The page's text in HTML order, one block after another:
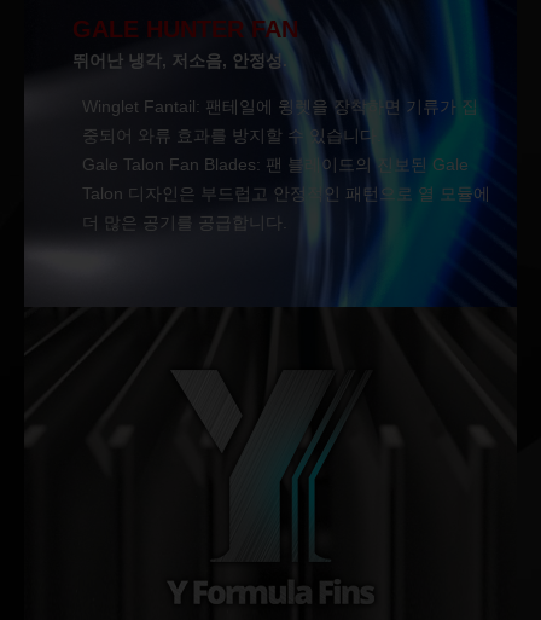
GALE HUNTER FAN
뛰어난 냉각, 저소음, 안정성.
Winglet Fantail: 팬테일에 윙렛을 장착하면 기류가 집
중되어 와류 효과를 방지할 수 있습니다.
Gale Talon Fan Blades: 팬 블레이드의 진보된 Gale
Talon 디자인은 부드럽고 안정적인 패턴으로 열 모듈에
더 많은 공기를 공급합니다.